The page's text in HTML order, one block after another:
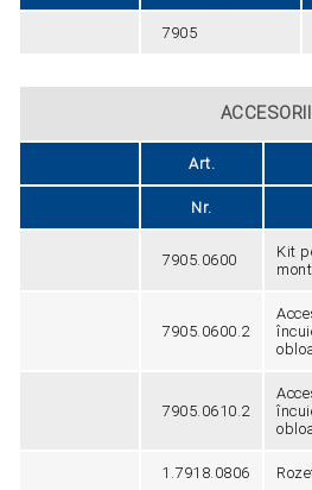
7905
ACCESORII
Art.
Nr.
7905.0600
Kit
7905.0600.2
7905.0610.2
1.7918.0806